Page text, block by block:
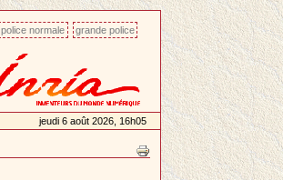
police normale grande police
jeudi 6 août 2026, 16h05